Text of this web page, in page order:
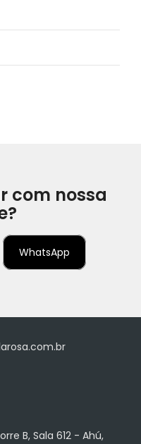
com nossa
WhatsApp
B, Sala 612 - Ahú,